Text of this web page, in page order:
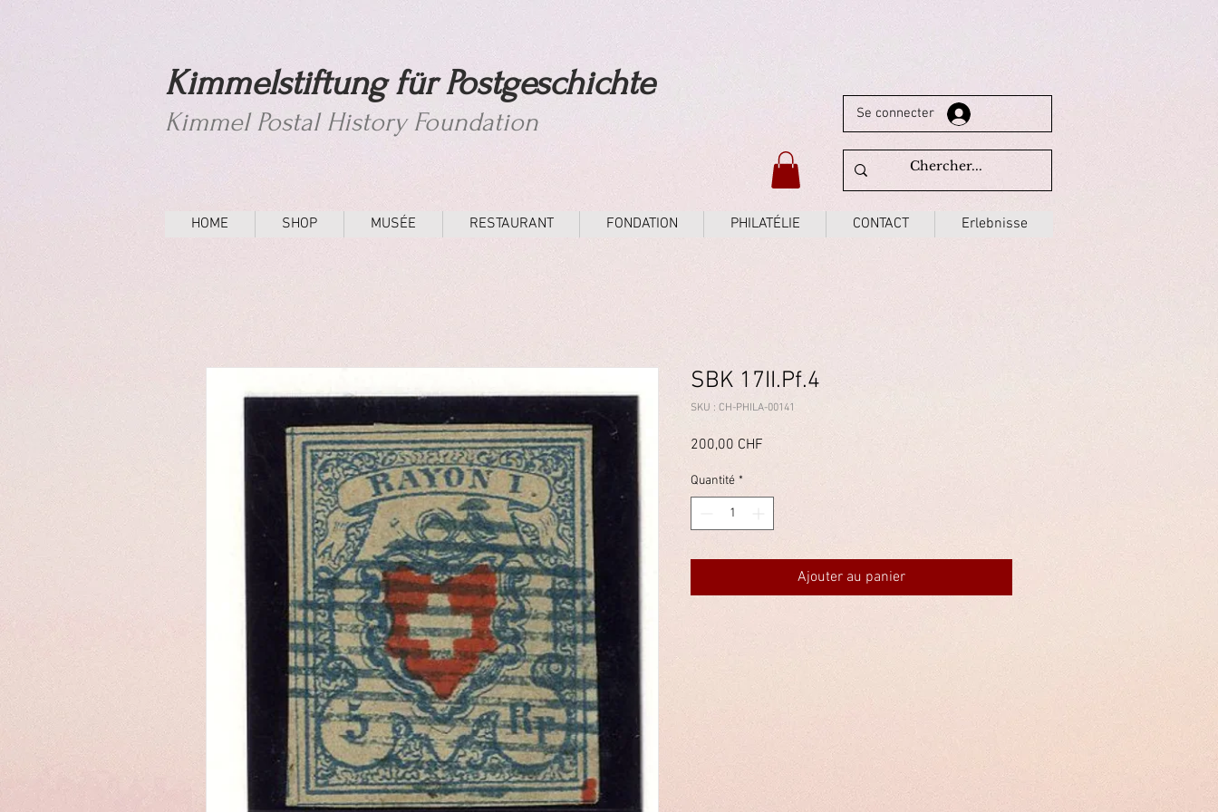
Kimmelstiftung für Postgeschichte
Kimmel Postal History Foundation Se connecter
HOME SHOP MUSÉE RESTAURANT FONDATION PHILATÉLIE CONTACT Erlebnisse
SBK 17II.Pf.4
SKU : CH-PHILA-00141
200,00 CHF
Quantité *
Ajouter au panier